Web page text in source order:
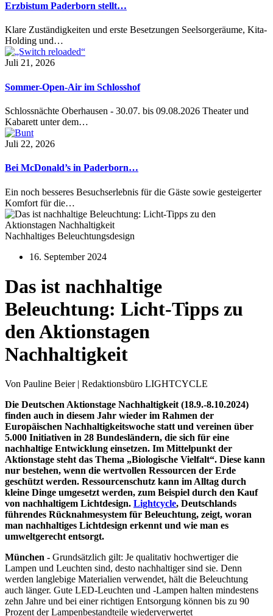
Erzbistum Paderborn stellt…
Klare Zuständigkeiten und erste Besetzungen Seelsorgeräume, Kita-
Holding und…
Juli 21, 2026
Sommer-Open-Air im Schlosshof
Schlossnächte Oberhausen - 30.07. bis 09.08.2026 Theater und
Kabarett unter dem…
Juli 22, 2026
Bei McDonald’s in Paderborn…
Ein noch besseres Besuchserlebnis für die Gäste sowie gesteigerter
Komfort für die…
Nachhaltiges Beleuchtungsdesign
16. September 2024
Das ist nachhaltige
Beleuchtung: Licht-Tipps zu
den Aktionstagen
Nachhaltigkeit
Von Pauline Beier | Redaktionsbüro LIGHTCYCLE
Die Deutschen Aktionstage Nachhaltigkeit (18.9.-8.10.2024)
finden auch in diesem Jahr wieder im Rahmen der
Europäischen Nachhaltigkeitswoche statt und vereinen über
5.000 Initiativen in 28 Bundesländern, die sich für eine
nachhaltige Entwicklung einsetzen. Im Mittelpunkt der
Aktionstage steht das Thema „Biologische Vielfalt“. Diese kann
nur bestehen, wenn die wertvollen Ressourcen der Erde
geschützt werden. Ressourcenschutz kann im Alltag durch
kleine Dinge umgesetzt werden, zum Beispiel durch den Kauf
von nachhaltigem Lichtdesign. Lightcycle, Deutschlands
führendes Rücknahmesystem für Beleuchtung, zeigt, woran
man nachhaltiges Lichtdesign erkennt und wie man es
umweltgerecht entsorgt.
München - Grundsätzlich gilt: Je qualitativ hochwertiger die
Lampen und Leuchten sind, desto nachhaltiger sind sie. Denn
werden langlebige Materialien verwendet, hält die Beleuchtung
auch länger. Gute LED-Leuchten und -Lampen halten mindestens
zehn Jahre und bei einer richtigen Entsorgung können bis zu 90
Prozent der Lampenbestandteile wiederverwertet